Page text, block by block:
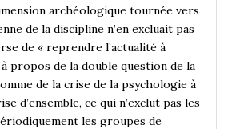
archéologique tournée vers
de la discipline n’en excluait pas
de « reprendre l’actualité à
propos de la double question de la
de la crise de la psychologie à
d’ensemble, ce qui n’exclut pas les
les groupes de